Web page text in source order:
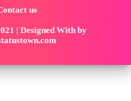
us
| Designed With by